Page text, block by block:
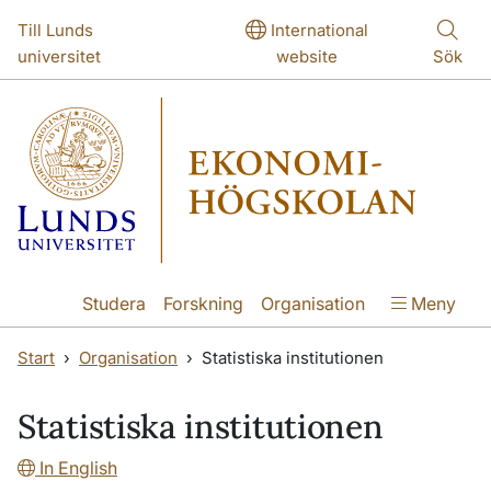
Till Lunds
universitet
International
website
Sök
Studera Forskning Organisation Meny
Start Organisation Statistiska institutionen
Statistiska institutionen
In English